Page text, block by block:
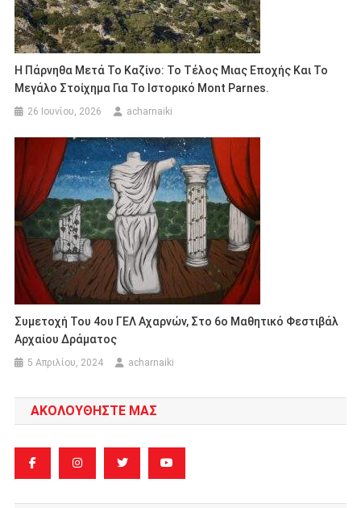
Η Πάρνηθα Μετά Το Καζίνο: Το Τέλος Μιας Εποχής Και Το
Μεγάλο Στοίχημα Για Το Ιστορικό Mont Parnes.
26 Ιουνίου, 2026 acharnaiki
Συμετοχή Του 4ου ΓΕΛ Αχαρνών, Στο 6ο Μαθητικό Φεστιβάλ
Αρχαίου Δράματος
5 Απριλίου, 2024 acharnaiki
ΑΚΟΛΟΥΘΗΣΤΕ ΜΑΣ